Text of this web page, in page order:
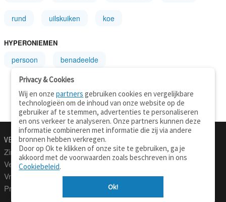
rund uilskuiken koe
HYPERONIEMEN
persoon benadeelde
VERTALEN.NU
Zinnen vertalen
Verklarend woordenboek
Vraagbaak
Professionele vertaling
Over deze site
Privacy
Privacy & Cookies
Wij en onzepartners gebruiken cookies en vergelijkbare
technologieën om de inhoud van onze website op de
gebruiker af te stemmen, advertenties te personaliseren
en ons verkeer te analyseren. Onze partners kunnen deze
informatie combineren met informatie die zij via andere
bronnen hebben verkregen.
Door op Ok te klikken of onze site te gebruiken, ga je
akkoord met de voorwaarden zoals beschreven in ons
Cookiebeleid.
Ok!